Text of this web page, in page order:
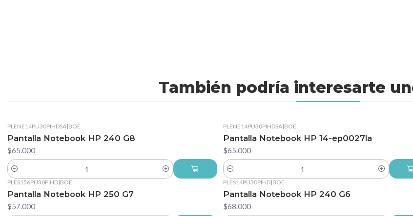
También podría interesarte
PLENE14PU30PIHDSA|BOE
Pantalla Notebook HP 240 G8
$65.000
Cantidad
PLENE14PU30PIHDSA|BOE
Pantalla Notebook HP 14-ep0027la
$65.000
Cantidad
PLES156PU30PIHD|BOE
Pantalla Notebook HP 250 G7
$57.000
PLES14PU30PIHD|BOE
Pantalla Notebook HP 240 G6
$68.000